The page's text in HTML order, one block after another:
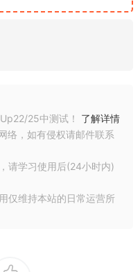
25中测试！ 了解详情
络，如有侵权请邮件联系
请学习使用后(24小时内)
仅维持本站的日常运营所